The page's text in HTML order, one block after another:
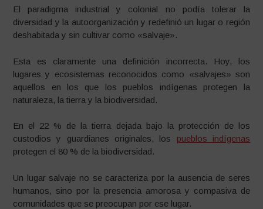
El paradigma industrial y colonial no podía tolerar la
diversidad y la autoorganización y redefinió un lugar o región
deshabitada y sin cultivar como «salvaje».
Esta es claramente una definición incorrecta. Hoy, los
lugares y ecosistemas reconocidos como «salvajes» son
aquellos en los que los pueblos indígenas protegen la
naturaleza, la tierra y la biodiversidad.
En el 22 % de la tierra dejada bajo la protección de los
custodios y guardianes originales, los pueblos indígenas
protegen el 80 % de la biodiversidad.
Un lugar salvaje no se caracteriza por la ausencia de seres
humanos, sino por la presencia amorosa y compasiva de
comunidades que se preocupan por ese lugar.